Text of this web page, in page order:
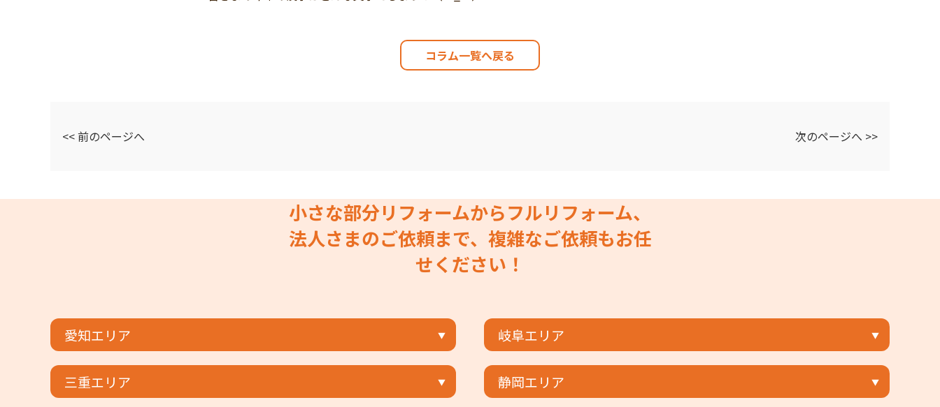
コラム一覧へ戻る
<< 前のページへ 次のページへ >>
小さな部分リフォームからフルリフォーム、
法人さまのご依頼まで、複雑なご依頼もお任
せください！
愛知エリア 岐阜エリア
三重エリア 静岡エリア